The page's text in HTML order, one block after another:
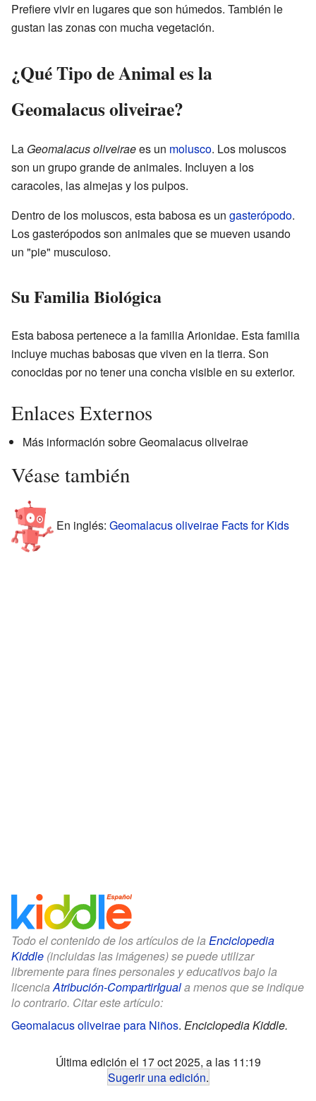
Prefiere vivir en lugares que son húmedos. También le
gustan las zonas con mucha vegetación.
¿Qué Tipo de Animal es la
Geomalacus oliveirae?
La Geomalacus oliveiraees un molusco. Los moluscos
son un grupo grande de animales. Incluyen a los
caracoles, las almejas y los pulpos.
Dentro de los moluscos, esta babosa es un gasterópodo.
Los gasterópodos son animales que se mueven usando
un "pie" musculoso.
Su Familia Biológica
Esta babosa pertenece a la familia Arionidae. Esta familia
incluye muchas babosas que viven en la tierra. Son
conocidas por no tener una concha visible en su exterior.
Enlaces Externos
Más información sobre Geomalacus oliveirae
Véase también
En inglés: Geomalacus oliveirae Facts for Kids
Todo el contenido de los artículos de la Enciclopedia
Kiddle (incluidas las imágenes) se puede utilizar
libremente para fines personales y educativos bajo la
licenciaAtribución-CompartirIguala menos que se indique
lo contrario. Citar este artículo:
Geomalacus oliveirae para Niños. Enciclopedia Kiddle.
Última edición el 17 oct 2025, a las 11:19
Sugerir una edición.